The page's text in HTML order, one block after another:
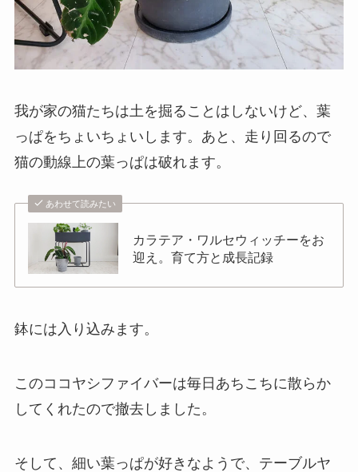
我が家の猫たちは土を掘ることはしないけど、葉
っぱをちょいちょいします。あと、走り回るので
猫の動線上の葉っぱは破れます。
あわせて読みたい
カラテア・ワルセウィッチーをお
迎え。育て方と成長記録
鉢には入り込みます。
このココヤシファイバーは毎日あちこちに散らか
してくれたので撤去しました。
そして、細い葉っぱが好きなようで、テーブルヤ